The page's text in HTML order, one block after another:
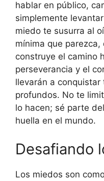
hablar en público,
simplemente
miedo te susurra al
mínima que parezca,
construye el camino
perseverancia y el
llevarán a conquistar
profundos. No te
lo hacen; sé parte
huella en el mundo.
Desafiando
Los miedos son